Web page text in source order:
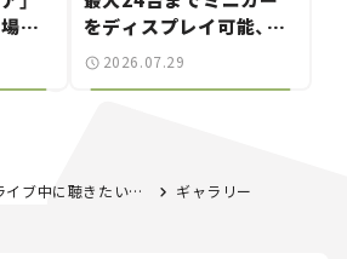
。
ルマ
をディスプレイ可能、特
別な「日産 GT-R
NISMO」も付属【クルマ
2026.07.29
たい人気ミュージシャン・ランキング！ 今どきの若者たちは何を聴いている？ ギャラリー